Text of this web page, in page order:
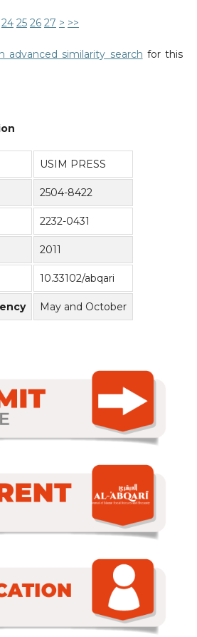
24 25 26 27 > >>
advanced similarity search for this
USIM PRESS
2504-8422
2232-0431
2011
10.33102/abqari
May and October